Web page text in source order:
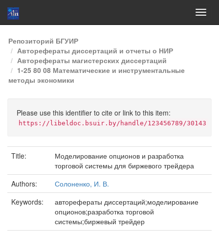
Skip
navigation
Репозиторий БГУИР
Авторефераты диссертаций и отчеты о НИР
Авторефераты магистерских диссертаций
1-25 80 08 Математические и инструментальные
методы экономики
Please use this identifier to cite or link to this item:
https://libeldoc.bsuir.by/handle/123456789/30143
Title:
Моделирование опционов и разработка
торговой системы для биржевого трейдера
Authors:
Солоненко, И. В.
Keywords:
авторефераты диссертаций;моделирование
опционов;разработка торговой
системы;биржевый трейдер